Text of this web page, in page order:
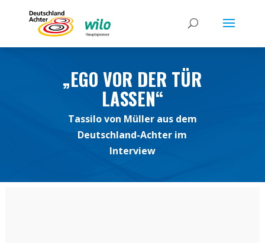
„EGO VOR DER TÜR
LASSEN“
Tassilo von Müller aus dem
Deutschland-Achter im
Interview